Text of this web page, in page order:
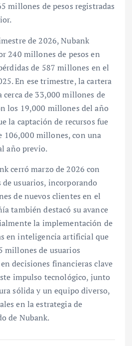
millones de pesos registradas
de 2026, Nubank
240 millones de pesos en
de 587 millones en el
En ese trimestre, la cartera
cerca de 33,000 millones de
los 19,000 millones del año
la captación de recursos fue
106,000 millones, con una
año previo.
cerró marzo de 2026 con
usuarios, incorporando
de nuevos clientes en el
también destacó su avance
la implementación de
en inteligencia artificial que
millones de usuarios
decisiones financieras clave
impulso tecnológico, junto
sólida y un equipo diverso,
en la estrategia de
de Nubank.